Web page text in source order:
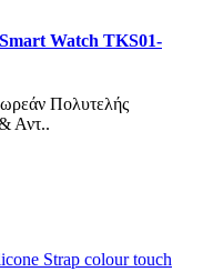
Watch TKS01-
Πολυτελής
Αντ..